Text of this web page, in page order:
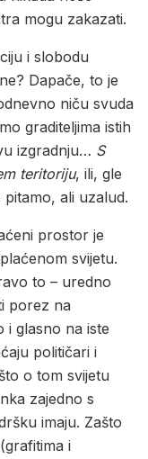
mogu zakazati.
i slobodu
Dapače, to je
niču svuda
graditeljima istih
izgradnju… S
teritoriju, ili, gle
ali uzalud.
prostor je
svijetu.
to – uredno
porez na
i glasno na iste
političari i
o tom svijetu
zajedno s
imaju. Zašto
i